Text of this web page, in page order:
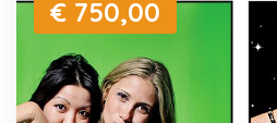
€ 750,00